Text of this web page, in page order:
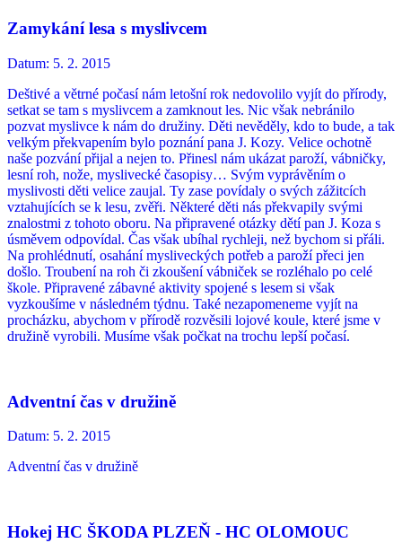
Zamykání lesa s myslivcem
Datum: 5. 2. 2015
Deštivé a větrné počasí nám letošní rok nedovolilo vyjít do přírody,
setkat se tam s myslivcem a zamknout les. Nic však nebránilo
pozvat myslivce k nám do družiny. Děti nevěděly, kdo to bude, a tak
velkým překvapením bylo poznání pana J. Kozy. Velice ochotně
naše pozvání přijal a nejen to. Přinesl nám ukázat paroží, vábničky,
lesní roh, nože, myslivecké časopisy… Svým vyprávěním o
myslivosti děti velice zaujal. Ty zase povídaly o svých zážitcích
vztahujících se k lesu, zvěři. Některé děti nás překvapily svými
znalostmi z tohoto oboru. Na připravené otázky dětí pan J. Koza s
úsměvem odpovídal. Čas však ubíhal rychleji, než bychom si přáli.
Na prohlédnutí, osahání mysliveckých potřeb a paroží přeci jen
došlo. Troubení na roh či zkoušení vábniček se rozléhalo po celé
škole. Připravené zábavné aktivity spojené s lesem si však
vyzkoušíme v následném týdnu. Také nezapomeneme vyjít na
procházku, abychom v přírodě rozvěsili lojové koule, které jsme v
družině vyrobili. Musíme však počkat na trochu lepší počasí.
Adventní čas v družině
Datum: 5. 2. 2015
Adventní čas v družině
Hokej HC ŠKODA PLZEŇ - HC OLOMOUC